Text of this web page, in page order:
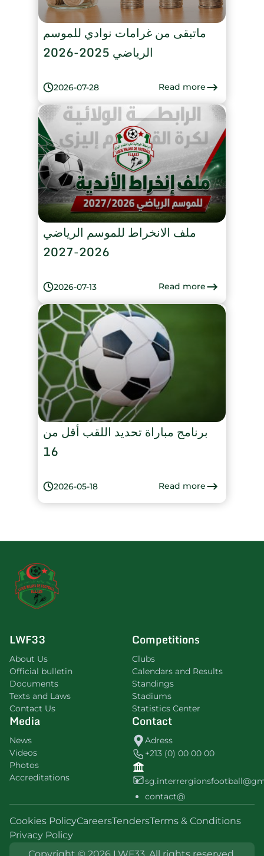
ماتبقى من غرامات نوادي للموسم
الرياضي 2025-2026
2026-07-28 Read more
ملف الانخراط للموسم الرياضي
2026-2027
2026-07-13 Read more
برنامج مباراة تحديد اللقب أقل من
16
2026-05-18 Read more
LWF33
About Us
Official bulletin
Documents
Texts and Laws
Contact Us
Competitions
Clubs
Calendars and Results
Standings
Stadiums
Statistics Center
Media
News
Videos
Photos
Accreditations
Contact
Adress
+213 (0) 00 00 00
contact@
Cookies PolicyCareersTendersTerms & Conditions
Privacy Policy